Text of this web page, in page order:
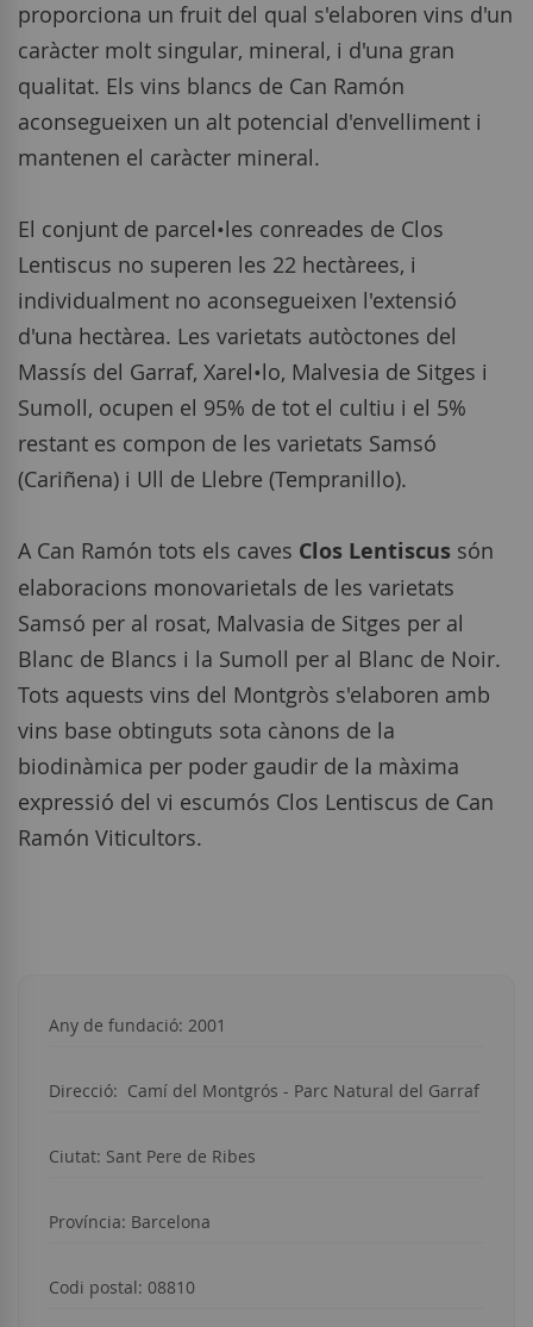
proporciona un fruit del qual s'elaboren vins d'un
caràcter molt singular, mineral, i d'una gran
qualitat. Els vins blancs de Can Ramón
aconsegueixen un alt potencial d'envelliment i
mantenen el caràcter mineral.
El conjunt de parcel•les conreades de Clos
Lentiscus no superen les 22 hectàrees, i
individualment no aconsegueixen l'extensió
d'una hectàrea. Les varietats autòctones del
Massís del Garraf, Xarel•lo, Malvesia de Sitges i
Sumoll, ocupen el 95% de tot el cultiu i el 5%
restant es compon de les varietats Samsó
(Cariñena) i Ull de Llebre (Tempranillo).
A Can Ramón tots els caves Clos Lentiscus són
elaboracions monovarietals de les varietats
Samsó per al rosat, Malvasia de Sitges per al
Blanc de Blancs i la Sumoll per al Blanc de Noir.
Tots aquests vins del Montgròs s'elaboren amb
vins base obtinguts sota cànons de la
biodinàmica per poder gaudir de la màxima
expressió del vi escumós Clos Lentiscus de Can
Ramón Viticultors.
Any de fundació: 2001
Direcció: Camí del Montgrós - Parc Natural del Garraf
Ciutat: Sant Pere de Ribes
Província: Barcelona
Codi postal: 08810